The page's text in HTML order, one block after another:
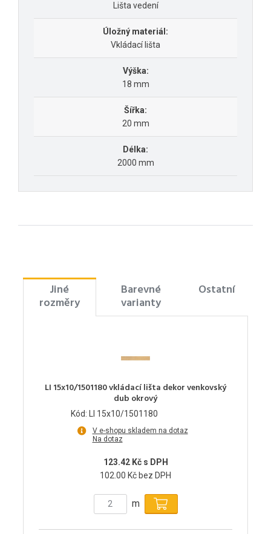
Lišta vedení
Úložný materiál:
Vkládací lišta
Výška:
18 mm
Šířka:
20 mm
Délka:
2000 mm
Jiné
rozměry
Barevné
varianty
Ostatní
LI 15x10/1501180 vkládací lišta dekor venkovský
dub okrový
Kód: LI 15x10/1501180
V e-shopu skladem na dotaz
Na dotaz
123.42 Kč s DPH
102.00 Kč bez DPH
m